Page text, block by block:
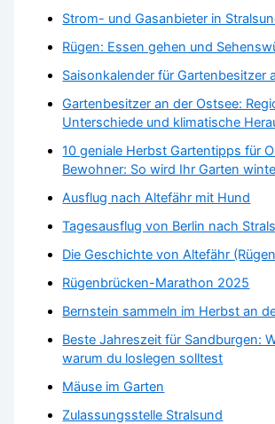
Strom- und Gasanbieter in
Rügen: Essen gehen und
Saisonkalender für Gartenbesitzer
Gartenbesitzer an der Ostsee:
Unterschiede und klimatische
10 geniale Herbst Gartentipps für
Bewohner: So wird Ihr Garten
Ausflug nach Altefähr mit Hund
Tagesausflug von Berlin nach
Die Geschichte von Altefähr
Rügenbrücken-Marathon 2025
Bernstein sammeln im Herbst an
Beste Jahreszeit für Sandburgen:
warum du loslegen solltest
Mäuse im Garten
Zulassungsstelle Stralsund